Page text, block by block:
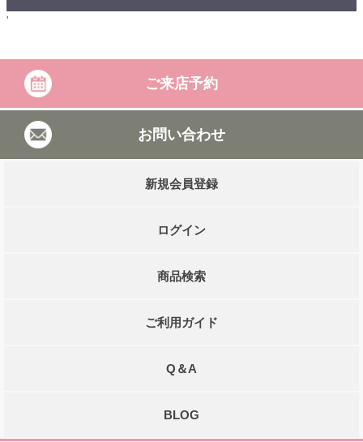
'
ご来店予約
お問い合わせ
新規会員登録
ログイン
商品検索
ご利用ガイド
Q＆A
BLOG